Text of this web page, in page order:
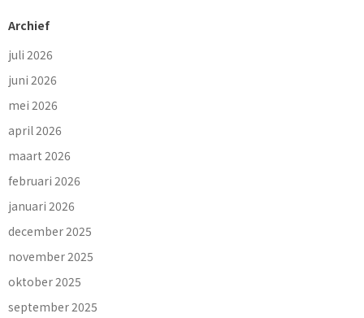
Archief
juli 2026
juni 2026
mei 2026
april 2026
maart 2026
februari 2026
januari 2026
december 2025
november 2025
oktober 2025
september 2025